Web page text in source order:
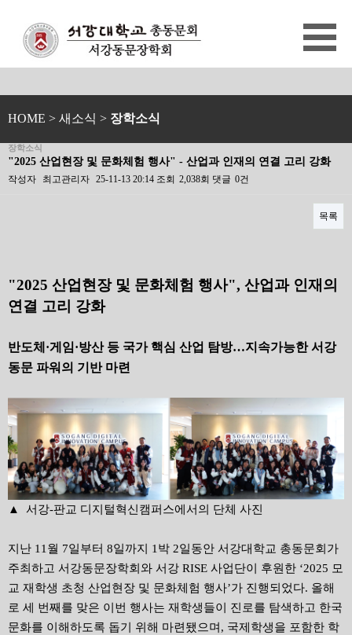
HOME > 새소식 > 장학소식
장학소식
"2025 산업현장 및 문화체험 행사" - 산업과 인재의 연결 고리 강화
작성자 최고관리자 25-11-13 20:14 조회 2,038회 댓글 0건
목록
"2025 산업현장 및 문화체험 행사", 산업과 인재의
연결 고리 강화
반도체 ·게임·방산 등 국가 핵심 산업 탐방…지속가능한 서강
동문 파워의 기반 마련
▲ 서강-판교 디지털혁신캠퍼스에서의 단체 사진
지난 11월 7일부터 8일까지 1박 2일동안 서강대학교 총동문회가
주최하고 서강동문장학회와 서강 RISE 사업단이 후원한 ‘2025 모
교 재학생 초청 산업현장 및 문화체험 행사’가 진행되었다. 올해
로 세 번째를 맞은 이번 행사는 재학생들이 진로를 탐색하고 한국
문화를 이해하도록 돕기 위해 마련됐으며, 국제학생을 포함한 학